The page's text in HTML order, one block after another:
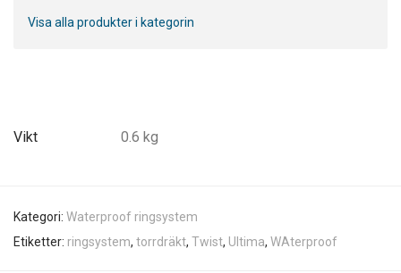
Visa alla produkter i kategorin
Vikt 0.6 kg
Kategori: Waterproof ringsystem
Etiketter: ringsystem, torrdräkt, Twist, Ultima, WAterproof